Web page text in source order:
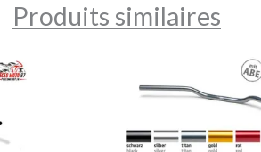
Produits similaires